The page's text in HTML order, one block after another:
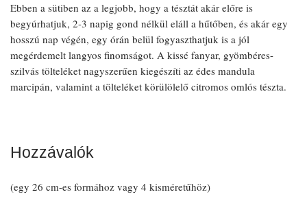
Ebben a sütiben az a legjobb, hogy a tésztát akár előre is
begyúrhatjuk, 2-3 napig gond nélkül eláll a hűtőben, és akár egy
hosszú nap végén, egy órán belül fogyaszthatjuk is a jól
megérdemelt langyos finomságot. A kissé fanyar, gyömbéres-
szilvás tölteléket nagyszerűen kiegészíti az édes mandula
marcipán, valamint a tölteléket körülölelő citromos omlós tészta.
Hozzávalók
(egy 26 cm-es formához vagy 4 kisméretűhöz)